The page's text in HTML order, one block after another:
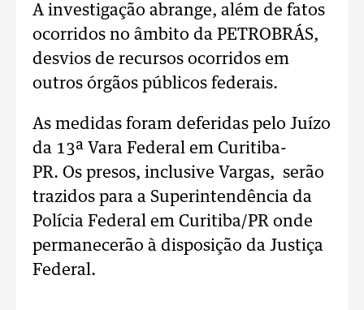
A investigação abrange, além de fatos
ocorridos no âmbito da PETROBRÁS,
desvios de recursos ocorridos em
outros órgãos públicos federais.
As medidas foram deferidas pelo Juízo
da 13ª Vara Federal em Curitiba-
PR. Os presos, inclusive Vargas, serão
trazidos para a Superintendência da
Polícia Federal em Curitiba/PR onde
permanecerão à disposição da Justiça
Federal.